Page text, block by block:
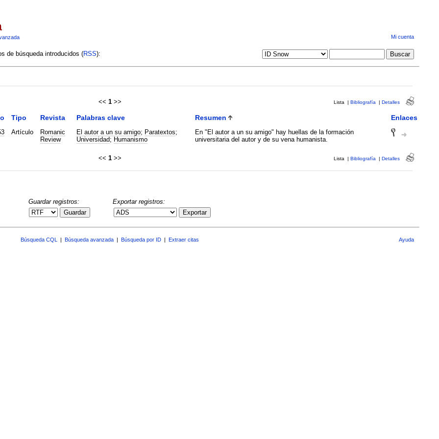
Mi cuenta
de búsqueda introducidos (RSS):
<< 1 >> Lista | Bibliografía | Detalles
Tipo Revista Palabras clave Resumen Enlaces
Artículo
Romanic
Review
El autor a un su amigo; Paratextos;
Universidad; Humanismo
En "El autor a un su amigo" hay huellas de la formación
universitaria del autor y de su vena humanista.
<< 1 >> Lista | Bibliografía | Detalles
Guardar registros:
Guardar
Exportar registros:
Exportar
Búsqueda CQL Búsqueda avanzada Búsqueda por ID Extraer citas Ayuda